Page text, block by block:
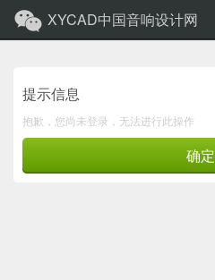
XYCAD中国音响设计网
提示信息
抱歉，您尚未登录，无法进行此操作
确定